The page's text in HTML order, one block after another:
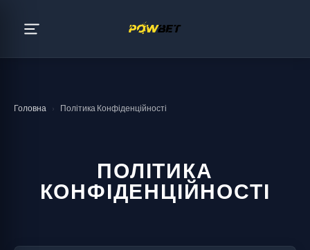
Головна › Політика Конфіденційності
ПОЛІТИКА
КОНФІДЕНЦІЙНОСТІ